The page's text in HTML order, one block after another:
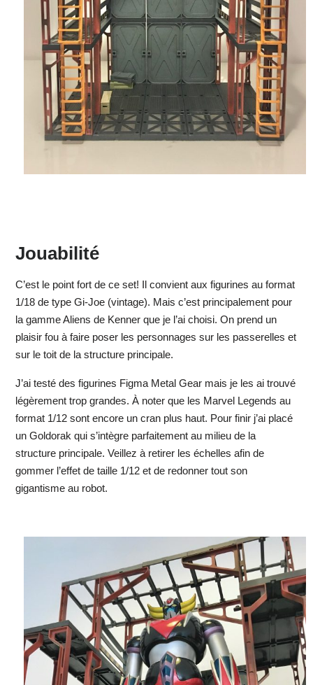
Jouabilité
C’est le point fort de ce set! Il convient aux figurines au format
1/18 de type Gi-Joe (vintage). Mais c’est principalement pour
la gamme Aliens de Kenner que je l’ai choisi. On prend un
plaisir fou à faire poser les personnages sur les passerelles et
sur le toit de la structure principale.
J’ai testé des figurines Figma Metal Gear mais je les ai trouvé
légèrement trop grandes. À noter que les Marvel Legends au
format 1/12 sont encore un cran plus haut. Pour finir j’ai placé
un Goldorak qui s’intègre parfaitement au milieu de la
structure principale. Veillez à retirer les échelles afin de
gommer l’effet de taille 1/12 et de redonner tout son
gigantisme au robot.